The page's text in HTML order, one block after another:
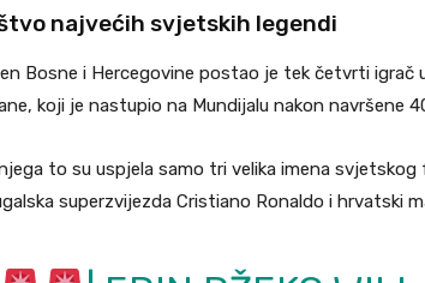
najvećih svjetskih legendi
Bosne i Hercegovine postao je tek četvrti
koji je nastupio na Mundijalu nakon navršene
to su uspjela samo tri velika imena svjetskog
superzvijezda Cristiano Ronaldo i hrvatski